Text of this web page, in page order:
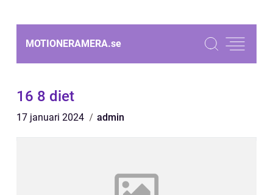
MOTIONERAMERA.se
16 8 diet
17 januari 2024 admin